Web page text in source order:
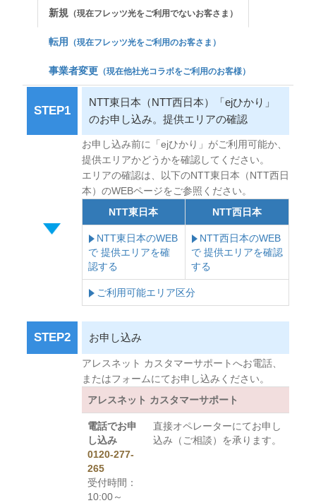
新規（現在フレッツ光をご利用でないお客さま）
転用 （現在フレッツ光をご利用のお客さま）
事業者変更 （現在他社光コラボをご利用のお客様）
STEP1
NTT東日本（NTT西日本）「ejひかり」
のお申し込み。提供エリアの確認
お申し込み前に「ejひかり」がご利用可能か、
提供エリアかどうかを確認してください。
エリアの確認は、以下のNTT東日本（NTT西日
本）のWEBページをご参照ください。
NTT東日本
NTT西日本
NTT東日本のWEB
で 提供エリアを確
認する
NTT西日本のWEB
で 提供エリアを確認
する
ご利用可能エリア区分
STEP2 お申し込み
アレスネット カスタマーサポートへお電話、
またはフォームにてお申し込みください。
アレスネット カスタマーサポート
電話でお申
し込み
0120-277-
265
受付時間：
10:00～
直接オペレーターにてお申し
込み（ご相談）を承ります。